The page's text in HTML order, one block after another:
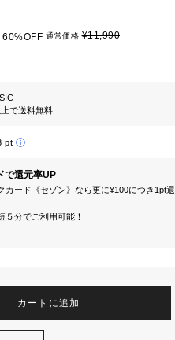
60%OFF 通常価格¥11,990
で送料無料
pt
で還元率UP
カード《セゾン》なら更に¥100につき1pt還
５分でご利用可能！
カートに追加